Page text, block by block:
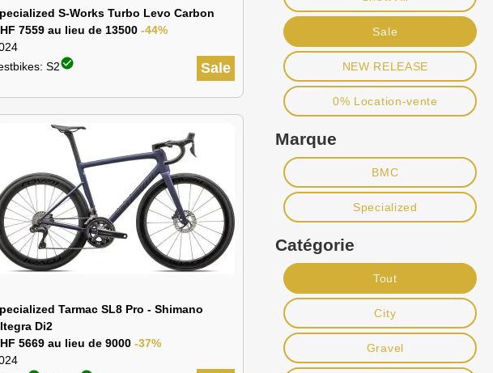
S-Works Turbo Levo Carbon
7559 au lieu de 13500 -44%
Sale
S2check_circle
Tarmac SL8 Pro - Shimano
Di2
5669 au lieu de 9000 -37%
Sale
NEW RELEASE
0% Location-vente
Marque
BMC
Specialized
Catégorie
Tout
City
Gravel